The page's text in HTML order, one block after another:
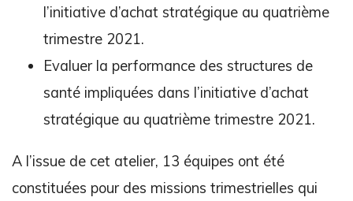
l’initiative d’achat stratégique au quatrième
trimestre 2021.
Evaluer la performance des structures de
santé impliquées dans l’initiative d’achat
stratégique au quatrième trimestre 2021.
A l’issue de cet atelier, 13 équipes ont été
constituées pour des missions trimestrielles qui